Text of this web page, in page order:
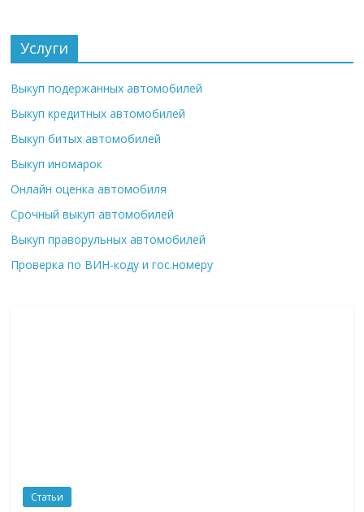
Услуги
Выкуп подержанных автомобилей
Выкуп кредитных автомобилей
Выкуп битых автомобилей
Выкуп иномарок
Онлайн оценка автомобиля
Срочный выкуп автомобилей
Выкуп праворульных автомобилей
Проверка по ВИН-коду и гос.номеру
Статьи